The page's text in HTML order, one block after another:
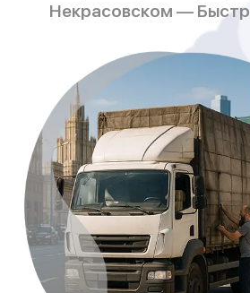
Спецтехника
Некрасовском —